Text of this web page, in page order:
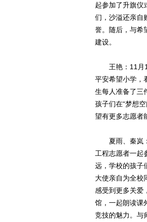
起参加了升旗仪
们，沙溢还亲自
誉。随后，与希
建设。
王艳：11月18
平安希望小学，
生每人准备了三
孩子们在“梦想
望有更多志愿者
夏雨、秦岚：
工程志愿者一起
远，学校的孩子
大使亲自为全校
感受到更多关爱
馆，一起朗读课
竞技的魅力。与